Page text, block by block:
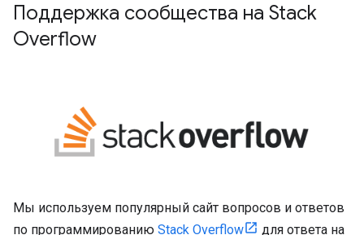
Поддержка сообщества на Stack
Overflow
Мы используем популярный сайт вопросов и ответов
по программированию Stack Overflow
для ответа на